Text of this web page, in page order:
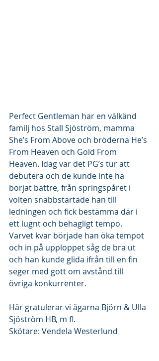
Perfect Gentleman har en välkänd
familj hos Stall Sjöström, mamma
She’s From Above och bröderna He’s
From Heaven och Gold From
Heaven. Idag var det PG’s tur att
debutera och de kunde inte ha
börjat bättre, från springspåret i
volten snabbstartade han till
ledningen och fick bestämma där i
ett lugnt och behagligt tempo.
Varvet kvar började han öka tempot
och in på upploppet såg de bra ut
och han kunde glida ifrån till en fin
seger med gott om avstånd till
övriga konkurrenter.
Här gratulerar vi ägarna Björn & Ulla
Sjöström HB, m fl.
Skötare: Vendela Westerlund